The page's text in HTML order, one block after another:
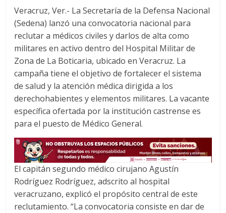
b
o
o
k
t
e
r
s
A
p
p
Veracruz, Ver.- La Secretaría de la Defensa Nacional
(Sedena) lanzó una convocatoria nacional para
reclutar a médicos civiles y darlos de alta como
militares en activo dentro del Hospital Militar de
Zona de La Boticaria, ubicado en Veracruz. La
campaña tiene el objetivo de fortalecer el sistema
de salud y la atención médica dirigida a los
derechohabientes y elementos militares. La vacante
específica ofertada por la institución castrense es
para el puesto de Médico General.
El capitán segundo médico cirujano Agustín
Rodríguez Rodríguez, adscrito al hospital
veracruzano, explicó el propósito central de este
reclutamiento. “La convocatoria consiste en dar de